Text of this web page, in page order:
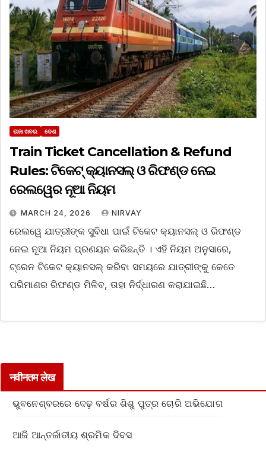
ତାଜା ଖବର ଦେଶ
Train Ticket Cancellation & Refund
Rules: ଟିକେଟ୍ କ୍ୟାନସଲ୍ ଓ ରିଫଣ୍ଡ ନେଇ
ରେଲୱେର ନୂଆ ନିୟମ
MARCH 24, 2026 NIRVAY
ରେଲୱେ ଯାତ୍ରୀଙ୍କ ସୁବିଧା ପାଇଁ ଟିକେଟ କ୍ୟାନସଲ୍ ଓ ରିଫଣ୍ଡ
ନେଇ ନୂଆ ନିୟମ ପ୍ରଣୟନ କରିଛନ୍ତି । ଏହି ନିୟମ ଅନୁସାରେ,
ଟ୍ରେନ ଟିକେଟ କ୍ୟାନସଲ୍ କରିବା ସମୟରେ ଯାତ୍ରୀଙ୍କୁ କେତେ
ପରିମାଣର ରିଫଣ୍ଡ ମିଳିବ, ତାହା ନିର୍ଦ୍ଧାରଣ କରାଯାଇଛି…
नवीनतम लेख
ଭୁବନେଶ୍ବରରେ ଦେଢ଼ ବର୍ଷର ଶିଶୁ ପୁତ୍ର ଚୋରି ଅଭିଯୋଗ
ଆଜି ଆନ୍ତର୍ଜାତୀୟ ଶ୍ରମିକ ଦିବସ